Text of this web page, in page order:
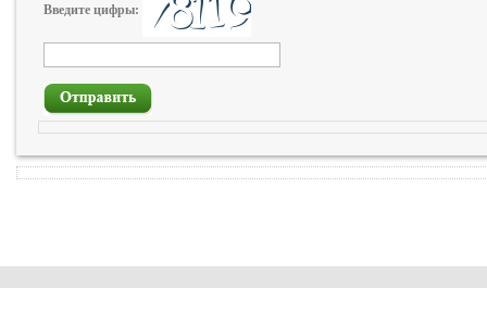
Введите цифры: